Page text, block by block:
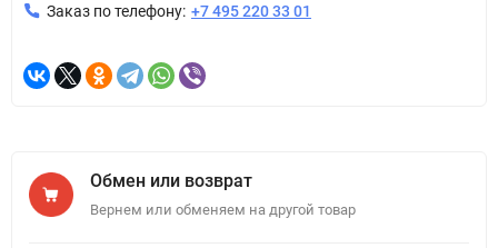
Заказ по телефону: +7 495 220 33 01
Обмен или возврат
Вернем или обменяем на другой товар